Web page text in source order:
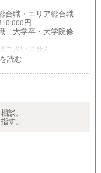
合職・エリア総合職
円
大学卒・大学院修
ざいません
読む
談。
す。